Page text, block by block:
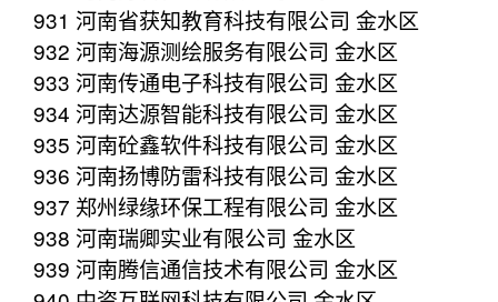
931 河南省获知教育科技有限公司 金水区
932 河南海源测绘服务有限公司 金水区
933 河南传通电子科技有限公司 金水区
934 河南达源智能科技有限公司 金水区
935 河南砼鑫软件科技有限公司 金水区
936 河南扬博防雷科技有限公司 金水区
937 郑州绿缘环保工程有限公司 金水区
938 河南瑞卿实业有限公司 金水区
939 河南腾信通信技术有限公司 金水区